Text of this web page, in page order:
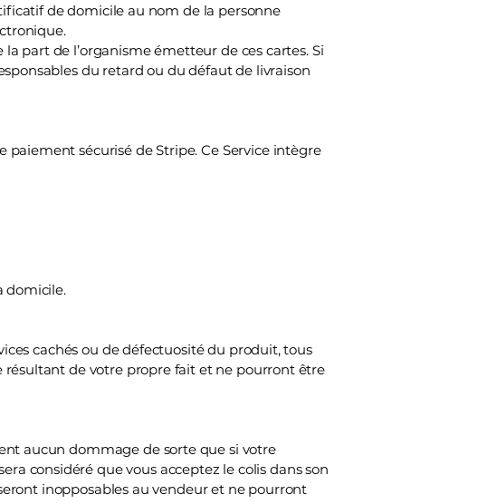
de domicile au nom de la personne
part de l’organisme émetteur de ces cartes. Si
du retard ou du défaut de livraison
paiement sécurisé de Stripe. Ce Service intègre
domicile.
cachés ou de défectuosité du produit, tous
de votre propre fait et ne pourront être
aucun dommage de sorte que si votre
considéré que vous acceptez le colis dans son
inopposables au vendeur et ne pourront